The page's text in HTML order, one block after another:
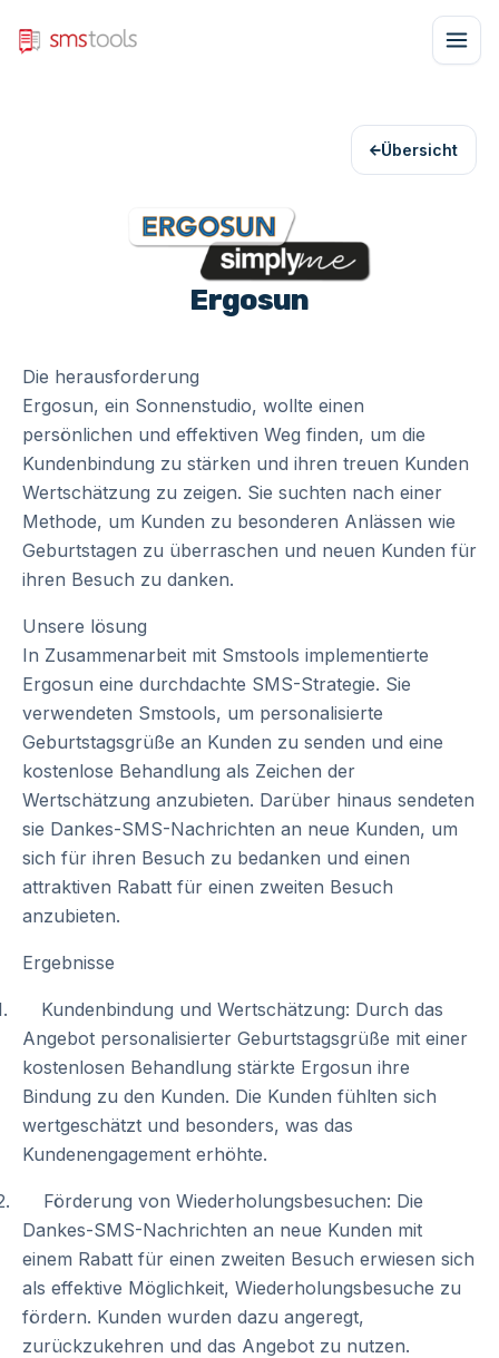
Übersicht
Ergosun
Die herausforderung
Ergosun, ein Sonnenstudio, wollte einen
persönlichen und effektiven Weg finden, um die
Kundenbindung zu stärken und ihren treuen Kunden
Wertschätzung zu zeigen. Sie suchten nach einer
Methode, um Kunden zu besonderen Anlässen wie
Geburtstagen zu überraschen und neuen Kunden für
ihren Besuch zu danken.
Unsere lösung
In Zusammenarbeit mit Smstools implementierte
Ergosun eine durchdachte SMS-Strategie. Sie
verwendeten Smstools, um personalisierte
Geburtstagsgrüße an Kunden zu senden und eine
kostenlose Behandlung als Zeichen der
Wertschätzung anzubieten. Darüber hinaus sendeten
sie Dankes-SMS-Nachrichten an neue Kunden, um
sich für ihren Besuch zu bedanken und einen
attraktiven Rabatt für einen zweiten Besuch
anzubieten.
Ergebnisse
Kundenbindung und Wertschätzung: Durch das
Angebot personalisierter Geburtstagsgrüße mit einer
kostenlosen Behandlung stärkte Ergosun ihre
Bindung zu den Kunden. Die Kunden fühlten sich
wertgeschätzt und besonders, was das
Kundenengagement erhöhte.
Förderung von Wiederholungsbesuchen: Die
Dankes-SMS-Nachrichten an neue Kunden mit
einem Rabatt für einen zweiten Besuch erwiesen sich
als effektive Möglichkeit, Wiederholungsbesuche zu
fördern. Kunden wurden dazu angeregt,
zurückzukehren und das Angebot zu nutzen.